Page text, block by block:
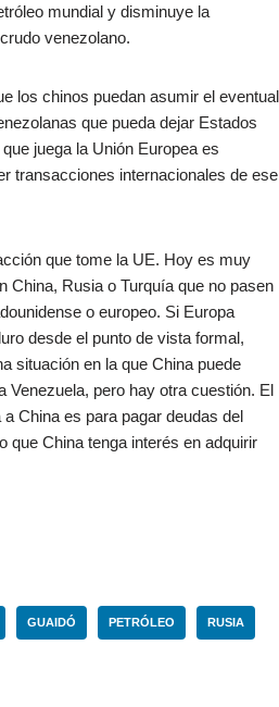
mundial y disminuye la
venezolano.
los chinos puedan asumir el eventual
que pueda dejar Estados
juega la Unión Europea es
transacciones internacionales de ese
que tome la UE. Hoy es muy
China, Rusia o Turquía que no pasen
o europeo. Si Europa
desde el punto de vista formal,
situación en la que China puede
Venezuela, pero hay otra cuestión. El
China es para pagar deudas del
que China tenga interés en adquirir
GUAIDÓ PETRÓLEO RUSIA